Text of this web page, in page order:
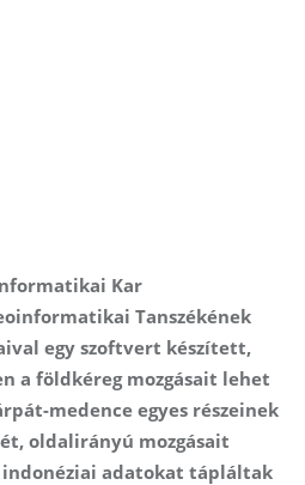
Kar
Tanszékének
egy szoftvert készített,
a földkéreg mozgásait lehet
medence egyes részeinek
oldalirányú mozgásait
adatokat tápláltak